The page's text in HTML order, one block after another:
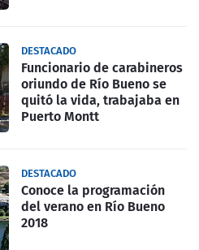
DESTACADO
Funcionario de carabineros
oriundo de Río Bueno se
quitó la vida, trabajaba en
Puerto Montt
DESTACADO
Conoce la programación
del verano en Río Bueno
2018